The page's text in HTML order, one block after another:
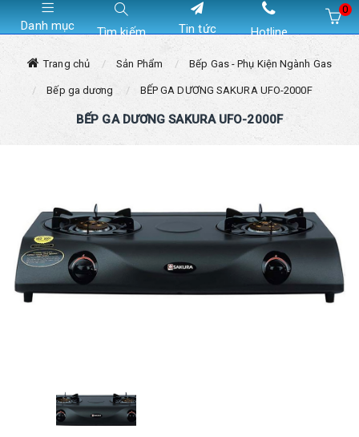
Danh mục Tìm kiếm Tin tức Hotline
0
Trang chủ Sản Phẩm Bếp Gas - Phụ Kiện Ngành Gas
Bếp ga dương BẾP GA DƯƠNG SAKURA UFO-2000F
BẾP GA DƯƠNG SAKURA UFO-2000F